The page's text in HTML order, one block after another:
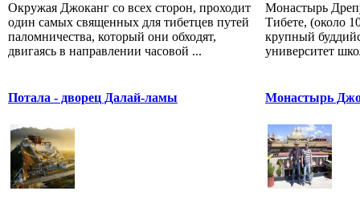
Окружая Джоканг со всех сторон, проходит
один самых священных для тибетцев путей
паломничества, который они обходят,
двигаясь в направлении часовой ...
Монастырь
Тибете, (около
крупный
университет
Потала - дворец Далай-ламы Монастырь